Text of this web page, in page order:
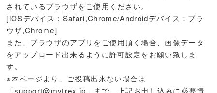
されているブラウザをご使用ください。
[iOSデバイス：Safari,Chrome/Androidデバイス：ブラ
ウザ,Chrome]
また、ブラウザのアプリをご使用頂く場合、画像データ
をアップロード出来るように許可設定をお願い致しま
す。
※本ページより、ご投稿出来ない場合は
「support@mytrex.jp 」まで、上記お申し込みに必要情